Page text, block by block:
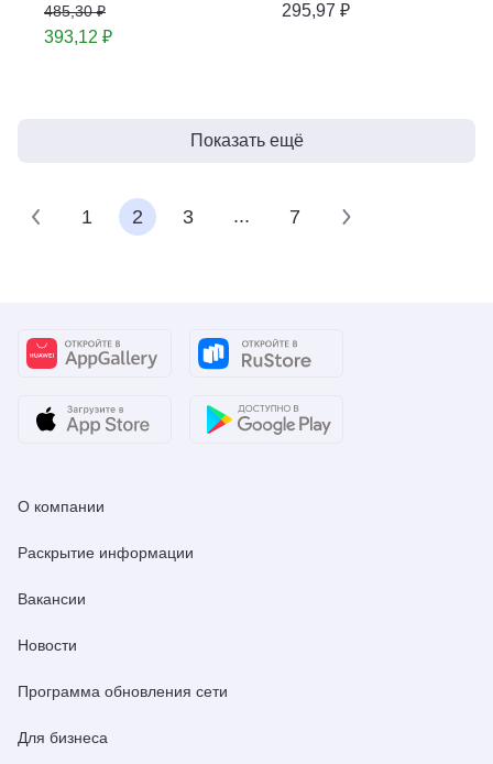
485,30 ₽
393,12 ₽
295,97 ₽
Показать ещё
1 2 3 ... 7
О компании
Раскрытие информации
Вакансии
Новости
Программа обновления сети
Для бизнеса